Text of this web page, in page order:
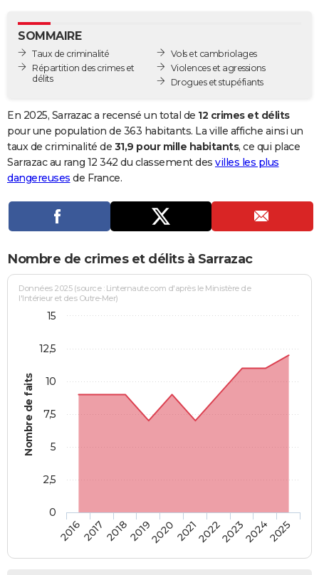
GUIDES D'ACHAT
BONS PLANS
Carte de Noël
Carte Bonne année
Carte Saint-Valentin
Carte Pâques
Carte d'anniversaire
DICTIONNAIRE
Dictionnaire
Biographies
Citations
Expressions
Proverbes
PROGRAMME TV
Se connecter
Entreprises
Service militaire
Avis de recherche
AVIS DE DÉCÈS
Bricolage
Lifestyle
Culture
Sport
Auto
Television
Voyage
Cinema
SOMMAIRE
Taux de criminalité
Répartition des crimes et
délits
Vols et cambriolages
Violences et agressions
Drogues et stupéfiants
En 2025, Sarrazac a recensé un total de 12 crimes et délits
pour une population de 363 habitants. La ville affiche ainsi un
taux de criminalité de 31,9 pour mille habitants, ce qui place
Sarrazac au rang 12 342 du classement des villes les plus
dangereuses de France.
Nombre de crimes et délits à Sarrazac
Nombre de faits
Données 2025 (source : Linternaute.com d'après le Ministère de
l'Intérieur et des Outre-Mer)
2016201720182019202020212022202320242025
0
2,5
5
7,5
10
12,5
15